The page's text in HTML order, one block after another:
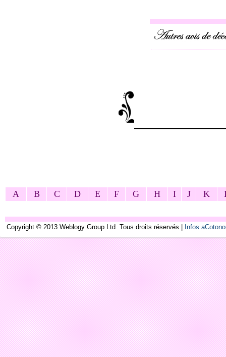
A B C D E F G H I J K
Copyright © 2013 Weblogy Group Ltd. Tous droits réservés.| Infos